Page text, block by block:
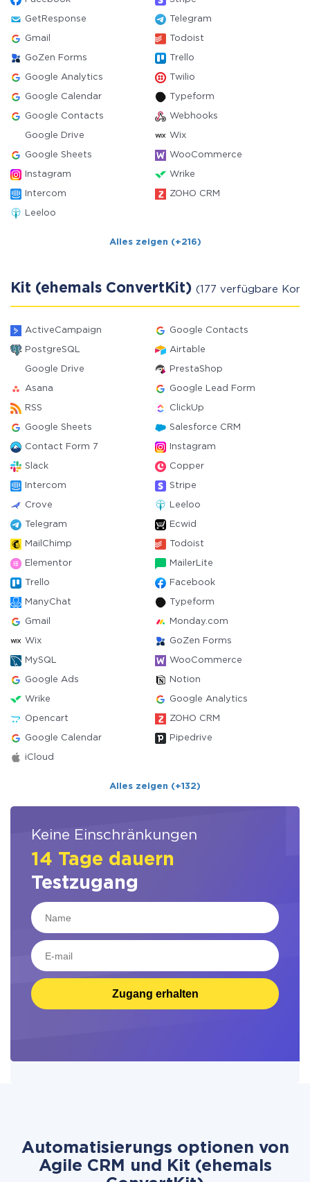
GetResponse Telegram
Gmail Todoist
GoZen Forms Trello
Google Analytics Twilio
Google Calendar Typeform
Google Contacts Webhooks
Google Drive Wix
Google Sheets WooCommerce
Instagram Wrike
Intercom ZOHO CRM
Leeloo
Alles zeigen (+216)
Kit (ehemals ConvertKit) (177 verfügbare
ActiveCampaign Google Contacts
PostgreSQL Airtable
Google Drive PrestaShop
Asana Google Lead Form
RSS ClickUp
Google Sheets Salesforce CRM
Contact Form 7 Instagram
Slack Copper
Intercom Stripe
Crove Leeloo
Telegram Ecwid
MailChimp Todoist
Elementor MailerLite
Trello Facebook
ManyChat Typeform
Gmail Monday.com
Wix GoZen Forms
MySQL WooCommerce
Google Ads Notion
Wrike Google Analytics
Opencart ZOHO CRM
Google Calendar Pipedrive
iCloud
Alles zeigen (+132)
Keine Einschränkungen
14 Tage dauern
Testzugang
Zugang erhalten
Automatisierungs optionen von
Agile CRM und Kit (ehemals